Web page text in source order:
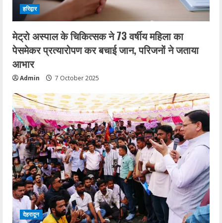
हरिद्वार
मेट्रो अस्पाल के चिकित्सक ने 73 वर्षीय महिला का
पेसमेकर प्रत्यारोपण कर बचाई जान, परिजनों ने जताया
आभार
Admin 7 October 2025
देहरादून